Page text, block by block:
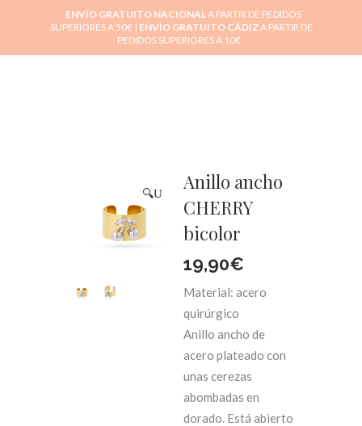
🔍
Anillo ancho
CHERRY
bicolor
19,90€
Material: acero
quirúrgico
Anillo ancho de
acero plateado con
unas cerezas
abombadas en
dorado. Está abierto
ENVÍO GRATUITO NACIONALA PARTIR DE PEDIDOS
SUPERIORES A 50€ | ENVÍO GRATUITO CÁDIZA PARTIR DE
PEDIDOS SUPERIORES A 10€